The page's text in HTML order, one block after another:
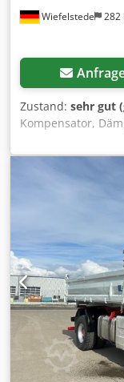
Wiefelstede 282
Zustand: sehr gut
Kompensator,
Stahl-
Kompensator
270 mm
Lochkreis: Ø 335 /
Gewicht: 15 kg